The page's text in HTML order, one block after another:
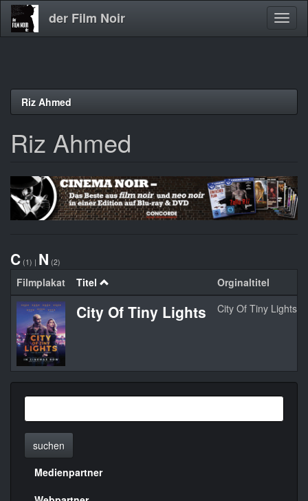
Direkt
der Film Noir
Riz Ahmed
Riz Ahmed
C (1) | N (2)
Filmplakat Titel Orginaltitel
City Of Tiny Lights City Of Tiny Lights
suchen
Menülinks
Medienpartner